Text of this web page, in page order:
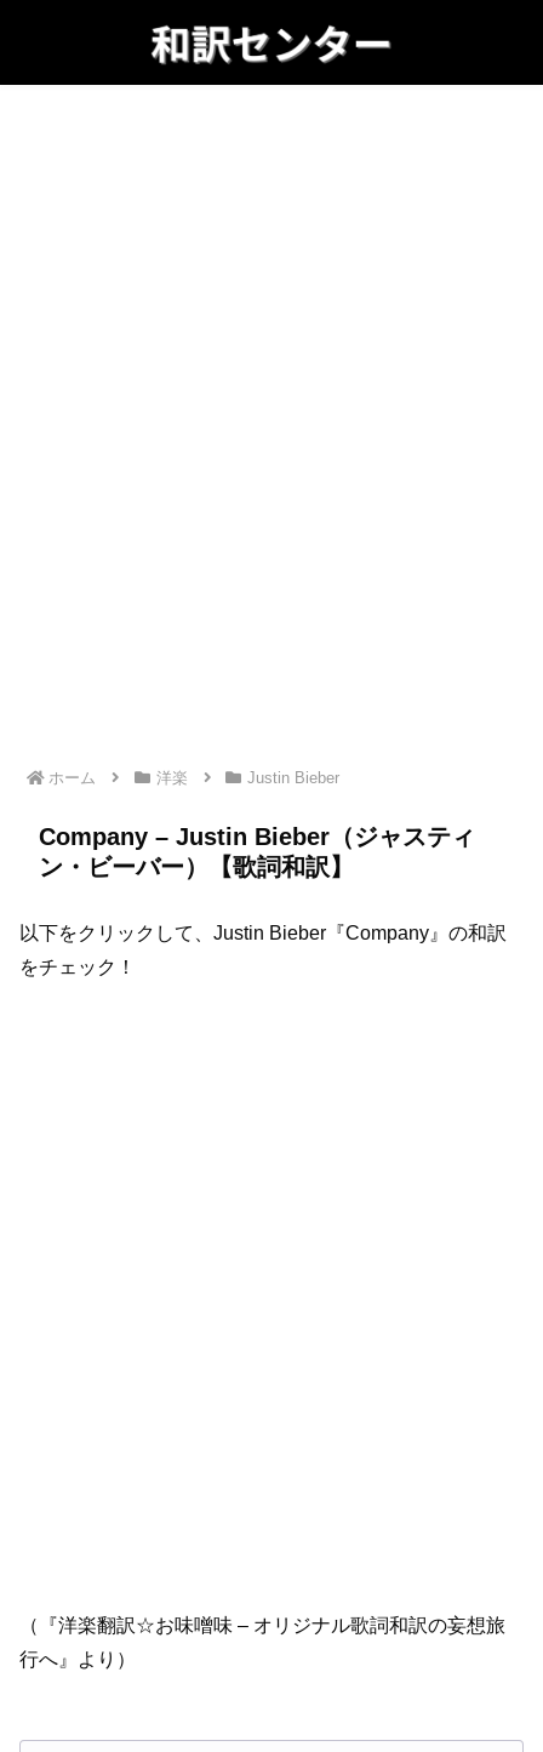
ホーム 洋楽 Justin Bieber
Company – Justin Bieber（ジャスティ
ン・ビーバー）【歌詞和訳】
以下をクリックして、Justin Bieber『Company』の和訳
をチェック！
（『洋楽翻訳☆お味噌味 – オリジナル歌詞和訳の妄想旅
行へ』より）